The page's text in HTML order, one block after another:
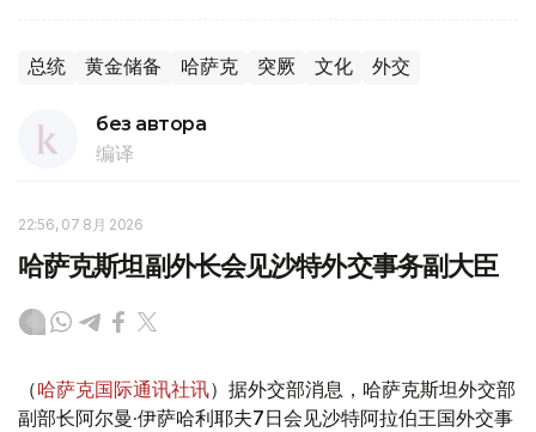
总统 黄金储备 哈萨克 突厥 文化 外交
без автора
编译
22:56, 07 8月 2026
哈萨克斯坦副外长会见沙特外交事务副大臣
（哈萨克国际通讯社讯）据外交部消息，哈萨克斯坦外交部
副部长阿尔曼·伊萨哈利耶夫7日会见沙特阿拉伯王国外交事